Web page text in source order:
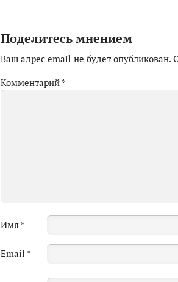
Поделитесь мнением
Ваш адрес email не будет опубликован.
Комментарий *
Имя *
Email *